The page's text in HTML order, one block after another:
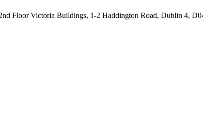
Floor Victoria Buildings, 1-2 Haddington Road, Dublin 4,